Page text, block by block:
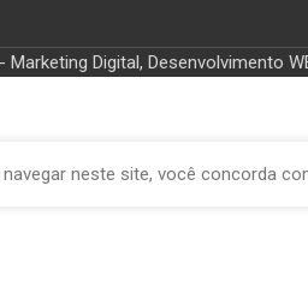
- Marketing Digital, Desenvolvimento
neste site, você concorda